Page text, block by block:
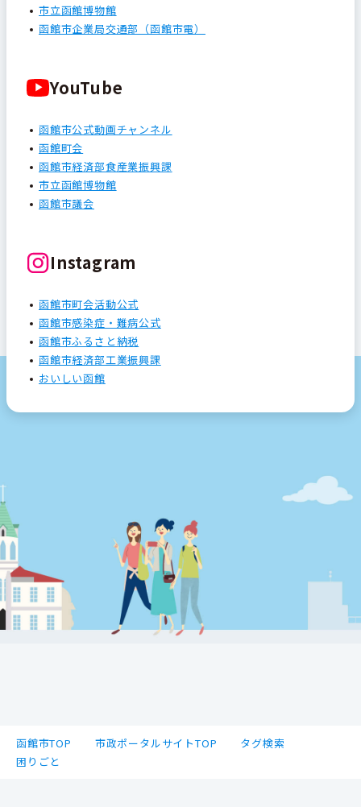
市立函館博物館
函館市企業局交通部（函館市電）
YouTube
函館市公式動画チャンネル
函館町会
函館市経済部食産業振興課
市立函館博物館
函館市議会
Instagram
函館市町会活動公式
函館市感染症・難病公式
函館市ふるさと納税
函館市経済部工業振興課
おいしい函館
函館市TOP 市政ポータルサイトTOP
タグ検索
困りごと